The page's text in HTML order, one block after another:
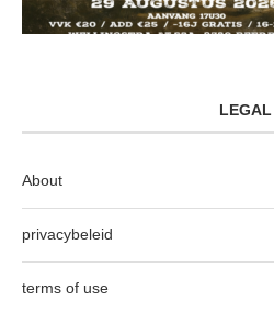
LEGAL
About
privacybeleid
terms of use